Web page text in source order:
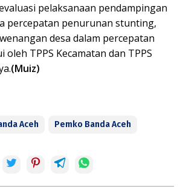
pelaksanaan pendampingan
percepatan penurunan stunting,
desa dalam percepatan
TPPS Kecamatan dan TPPS
(Muiz)
Aceh Pemko Banda Aceh